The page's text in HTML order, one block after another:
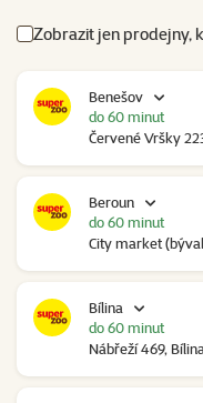
Zobrazit jen prodejny,
Benešov
Červené Vršky
do 60 minut
Beroun
City market
do 60 minut
Bílina
Nábřeží 469, Bílina
do 60 minut